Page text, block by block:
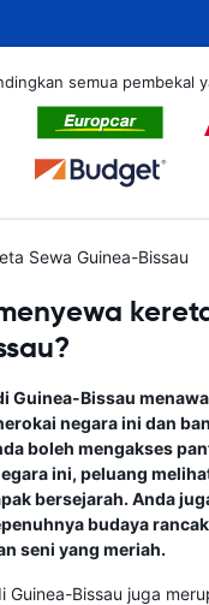
semua pembekal
Sewa Guinea-Bissau
Guinea-Bissau
negara ini dan
boleh mengakses
ini, peluang
bersejarah. Anda
budaya
seni yang meriah.
Guinea-Bissau juga